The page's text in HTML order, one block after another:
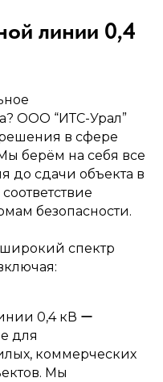
линии 0,4
ООО “ИТС-Урал”
в сфере
берём на себя все
до сдачи объекта в
безопасности.
спектр
0,4 кВ ー
для
коммерческих
Мы
→